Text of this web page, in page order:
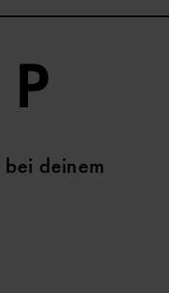
deinem